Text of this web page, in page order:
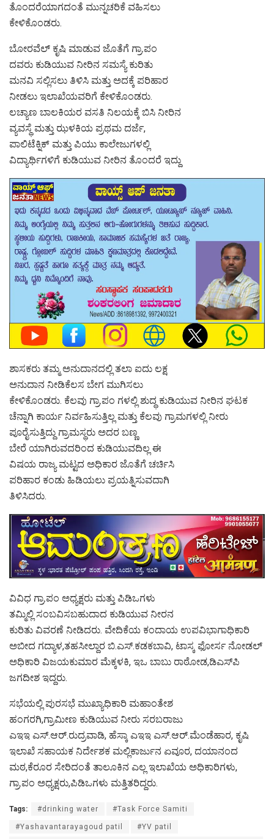
ತೊಂದರೆಯಾಗದಂತೆ ಮುನ್ನಚರಿಕೆ ವಹಿಸಲು
ಕೇಳಿಕೊಂಡರು.
ಬೋರವೆಲ್ ಕೃಷಿ ಮಾಡುವ ಜೊತೆಗೆ ಗ್ರಾ.ಪಂ
ದವರು ಕುಡಿಯುವ ನೀರಿನ ಸಮಸ್ಯೆ ಕುರಿತು
ಮನವಿ ಸಲ್ಲಿಸಲು ತಿಳಿಸಿ ಮತ್ತು ಅದಕ್ಕೆ ಪರಿಹಾರ
ನೀಡಲು ಇಲಾಖೆಯವರಿಗೆ ಕೇಳಿಕೊಂಡರು.
ಲಚ್ಯಾಣ ಬಾಲಕಿಯರ ವಸತಿ ನಿಲಯಕ್ಕೆ ಬಿಸಿ ನೀರಿನ
ವ್ಯವಸ್ಥೆ ಮತ್ತು ಝಳಕಿಯ ಪ್ರಥಮ ದರ್ಜೆ,
ಪಾಲಿಟೆಕ್ನಿಕ್ ಮತ್ತು ಪಿಯು ಕಾಲೇಜುಗಳಲ್ಲಿ
ವಿದ್ಯಾರ್ಥಿಗಳಿಗೆ ಕುಡಿಯುವ ನೀರಿನ ತೊಂದರೆ ಇದ್ದು
ಶಾಸಕರು ತಮ್ಮ ಅನುದಾನದಲ್ಲಿ ತಲಾ ಐದು ಲಕ್ಷ
ಅನುದಾನ ನೀಡಿಕೆಲಸ ಬೇಗ ಮುಗಿಸಲು
ಕೇಳಿಕೊಂಡರು. ಕೆಲವು ಗ್ರಾ.ಪಂ ಗಳಲ್ಲಿ ಶುದ್ಧ ಕುಡಿಯುವ ನೀರಿನ ಘಟಕ
ಚೆನ್ನಾಗಿ ಕಾರ್ಯ ನಿರ್ವಹಿಸುತ್ತಿಲ್ಲ ಮತ್ತು ಕೆಲವು ಗ್ರಾಮಗಳಲ್ಲಿ ನೀರು
ಪೂರೈಸುತ್ತಿದ್ದು ಗ್ರಾಮಸ್ಥರು ಅದರ ಬಣ್ಣ
ಬೇರೆ ಯಾಗಿರುವದರಿಂದ ಕುಡಿಯುವದಿಲ್ಲ ಈ
ವಿಷಯ ರಾಜ್ಯ ಮಟ್ಟದ ಅಧಿಕಾರ ಜೊತೆಗೆ ಚರ್ಚಿಸಿ
ಪರಿಹಾರ ಕಂಡು ಹಿಡಿಯಲು ಪ್ರಯತ್ನಿಸುವದಾಗಿ
ತಿಳಿಸಿದರು.
ವಿವಿಧ ಗ್ರಾ.ಪಂ ಅಧ್ಯಕ್ಷರು ಮತ್ತು ಪಿಡಿಒಗಳು
ತಮ್ಮಿಲ್ಲಿ ಸಂಬವಿಸಬಹುದಾದ ಕುಡಿಯುವ ನೀರನ
ಕುರಿತು ವಿವರಣೆ ನೀಡಿದರು. ವೇದಿಕೆಯ ಕಂದಾಯ ಉಪವಿಭಾಗಾಧಿಕಾರಿ
ಅಬೀದ ಗದ್ಯಾಳ,ತಹಸೀಲ್ದಾರ ಬಿ.ಎಸ್.ಕಡಕಬಾವಿ, ಟಾಸ್ಕ ಫೋರ್ಸ ನೋಡಲ್
ಅಧಿಕಾರಿ ವಿಜಯಕುಮಾರ ಮೆಕ್ಕಳಕಿ, ಇಒ ಬಾಬು ರಾಠೋಡ,ಡಿಎಸ್‍ಪಿ
ಜಗದೀಶ ಇದ್ದರು.
ಸಭೆಯಲ್ಲಿ ಪುರಸಭೆ ಮುಖ್ಯಾಧಿಕಾರಿ ಮಹಾಂತೇಶ
ಹಂಗರಗಿ,ಗ್ರಾಮೀಣ ಕುಡಿಯುವ ನೀರು ಸರಬರಾಜು
ಎಇಇ ಎಸ್.ಆರ್.ರುದ್ರವಾಡಿ, ಹೆಸ್ಕಾ ಎಇಇ ಎಸ್.ಆರ್.ಮೆಂಡೆಹಾರ, ಕೃಷಿ
ಇಲಾಖೆ ಸಹಾಯಕ ನಿರ್ದೇಶಕ ಮಲ್ಲಿಕಾರ್ಜುನ ಏವೂರ, ದಯಾನಂದ
ಮಠ,ಕೆರೂರ ಸೇರಿದಂತೆ ತಾಲೂಕಿನ ಎಲ್ಲ ಇಲಾಖೆಯ ಅಧಿಕಾರಿಗಳು,
ಗ್ರಾ.ಪಂ ಅಧ್ಯಕ್ಷರು,ಪಿಡಿಒಗಳು ಮತ್ತಿತರಿದ್ದರು.
Tags: #drinking water #Task Force Samiti
#Yashavantarayagoud patil
#YV patil